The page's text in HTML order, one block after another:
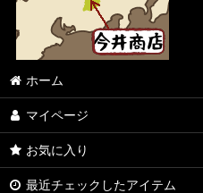
ホーム
マイページ
お気に入り
最近チェックしたアイテム